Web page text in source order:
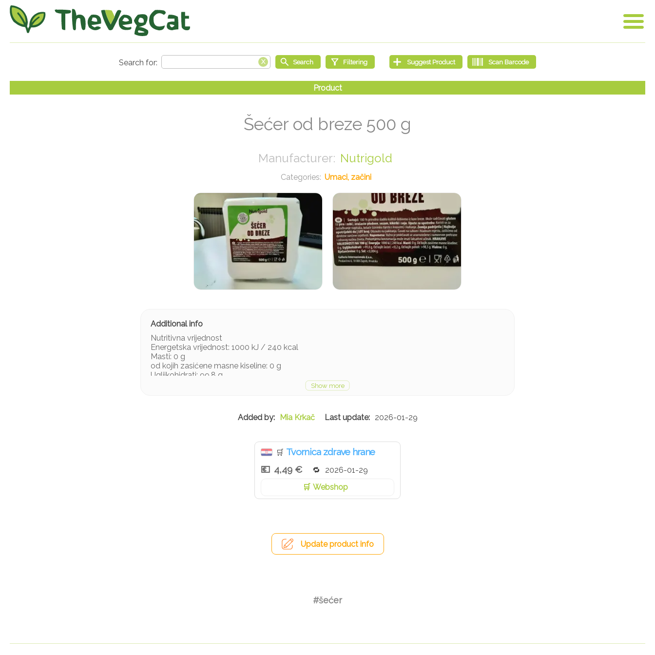
Šećer od breze 500 g
Nutrigold
Umaci, začini
Nutritivna vrijednost
Energetska vrijednost: 1000 kJ / 240 kcal
Masti: 0 g
od kojih zasićene masne kiseline: 0 g
Ugljikohidrati: 99,8 g
Mia Krkač
2026-01-29
🛒 Tvornica zdrave hrane
4,49 €
2026-01-29
Webshop
Update product info
#šećer